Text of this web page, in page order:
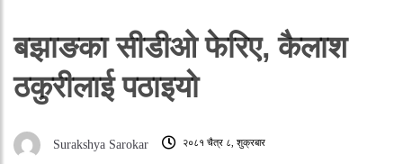
बझाङका सीडीओ फेरिए, कैलाश
ठकुरीलाई पठाइयो
Surakshya Sarokar २०८१ चैत्र ८, शुक्रबार